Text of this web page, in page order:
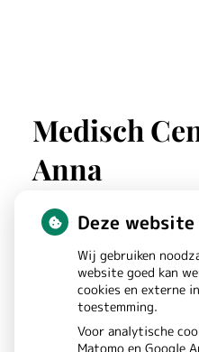
Medisch
Anna
St. Annastraat
6525GW
Bezoek
Deze
Wij gebruiken
website goed kan
cookies en externe
toestemming.
Voor analytische
Matomo en Google